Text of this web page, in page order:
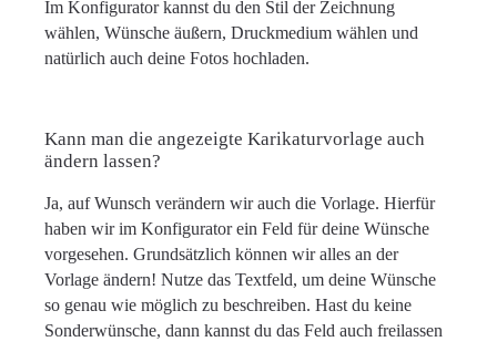
Im Konfigurator kannst du den Stil der Zeichnung
wählen, Wünsche äußern, Druckmedium wählen und
natürlich auch deine Fotos hochladen.
Kann man die angezeigte Karikaturvorlage auch
ändern lassen?
Ja, auf Wunsch verändern wir auch die Vorlage. Hierfür
haben wir im Konfigurator ein Feld für deine Wünsche
vorgesehen. Grundsätzlich können wir alles an der
Vorlage ändern! Nutze das Textfeld, um deine Wünsche
so genau wie möglich zu beschreiben. Hast du keine
Sonderwünsche, dann kannst du das Feld auch freilassen